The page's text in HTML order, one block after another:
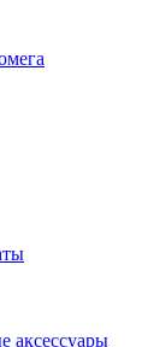
аксессуары